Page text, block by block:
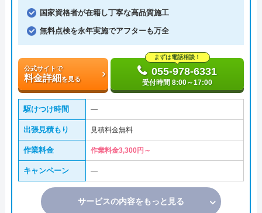
国家資格者が在籍し丁寧な高品質施工
無料点検を永年実施でアフターも万全
公式サイトで
料金詳細を見る
まずは電話相談！
055-978-6331
受付時間 8:00～17:00
駆けつけ時間 ―
出張見積もり 見積料金無料
作業料金 作業料金3,300円～
キャンペーン ―
サービスの内容をもっと見る